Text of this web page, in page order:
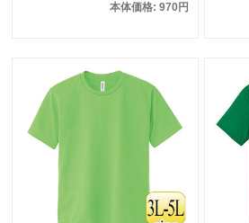
本体価格: 970円